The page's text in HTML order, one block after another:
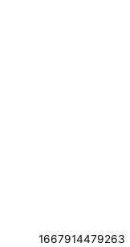
1667914479263